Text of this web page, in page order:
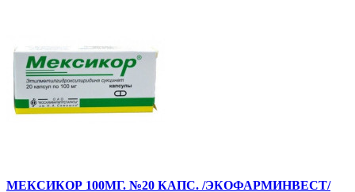
МЕКСИКОР 100МГ. №20 КАПС. /ЭКОФАРМИНВЕСТ/